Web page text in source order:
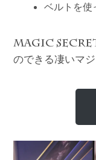
ベルトを使
MAGIC
のできる凄いマ